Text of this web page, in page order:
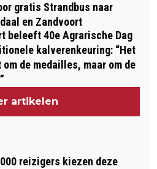
gratis Strandbus naar
en Zandvoort
beleeft 40e Agrarische Dag
kalverenkeuring: “Het
de medailles, maar om de
artikelen
reizigers kiezen deze